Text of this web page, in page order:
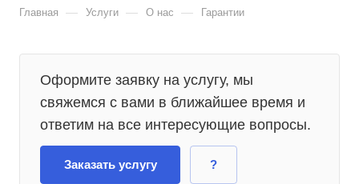
Главная — Услуги — О нас — Гарантии
Оформите заявку на услугу, мы
свяжемся с вами в ближайшее время и
ответим на все интересующие вопросы.
Заказать услугу ?